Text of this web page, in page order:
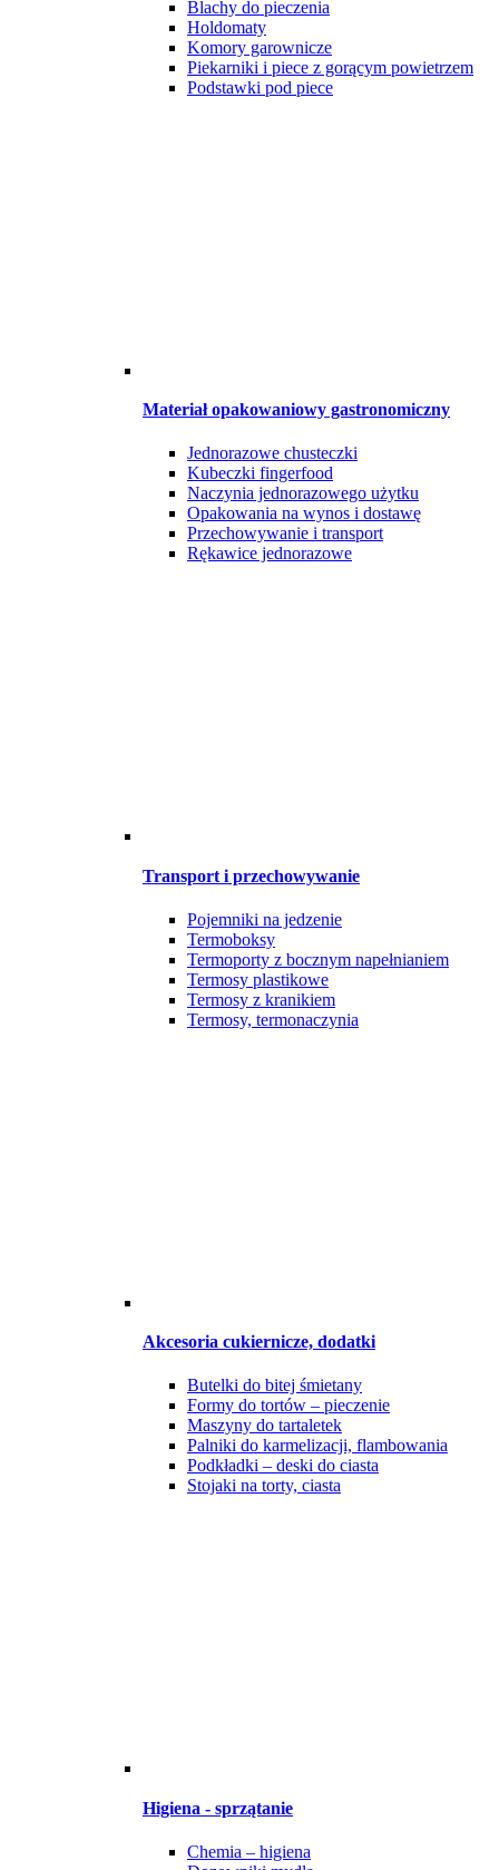
Blachy do pieczenia
Holdomaty
Komory garownicze
Piekarniki i piece z gorącym powietrzem
Podstawki pod piece
Materiał opakowaniowy gastronomiczny
Jednorazowe chusteczki
Kubeczki fingerfood
Naczynia jednorazowego użytku
Opakowania na wynos i dostawę
Przechowywanie i transport
Rękawice jednorazowe
Transport i przechowywanie
Pojemniki na jedzenie
Termoboksy
Termoporty z bocznym napełnianiem
Termosy plastikowe
Termosy z kranikiem
Termosy, termonaczynia
Akcesoria cukiernicze, dodatki
Butelki do bitej śmietany
Formy do tortów – pieczenie
Maszyny do tartaletek
Palniki do karmelizacji, flambowania
Podkładki – deski do ciasta
Stojaki na torty, ciasta
Higiena - sprzątanie
Chemia – higiena